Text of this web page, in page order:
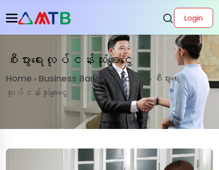
Login
စီးပွားရေးလုပ်ငန်းသုံးချေးငွေ
Home » Business Banking»Loans » စီးပွားရေး
လုပ်ငန်းသုံးချေးငွေ